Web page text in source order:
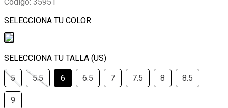
5 5.5 6 6.5 7 7.5 8 8.5
9